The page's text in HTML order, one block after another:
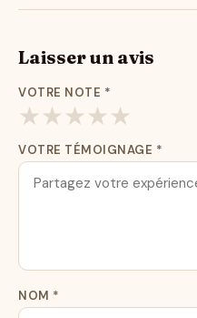
Laisser un avis
VOTRE NOTE *
★★★★★
VOTRE TÉMOIGNAGE *
NOM *